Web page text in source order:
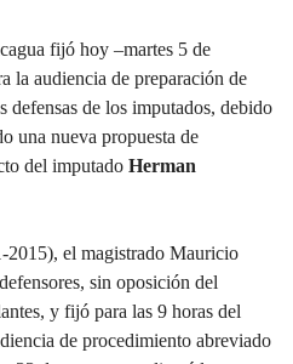
fijó hoy –martes 5 de
la audiencia de preparación de
de los imputados, debido
una nueva propuesta de
del imputado Herman
2015), el magistrado Mauricio
sin oposición del
y fijó para las 9 horas del
de procedimiento abreviado